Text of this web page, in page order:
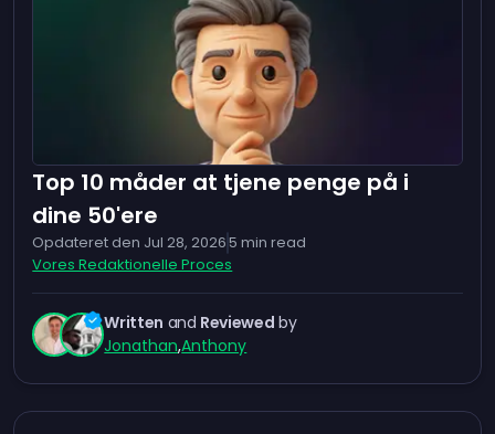
Top 10 måder at tjene penge på i
dine 50'ere
Opdateret den Jul 28, 20265 min read
Vores Redaktionelle Proces
Written and Reviewed by
Jonathan,Anthony